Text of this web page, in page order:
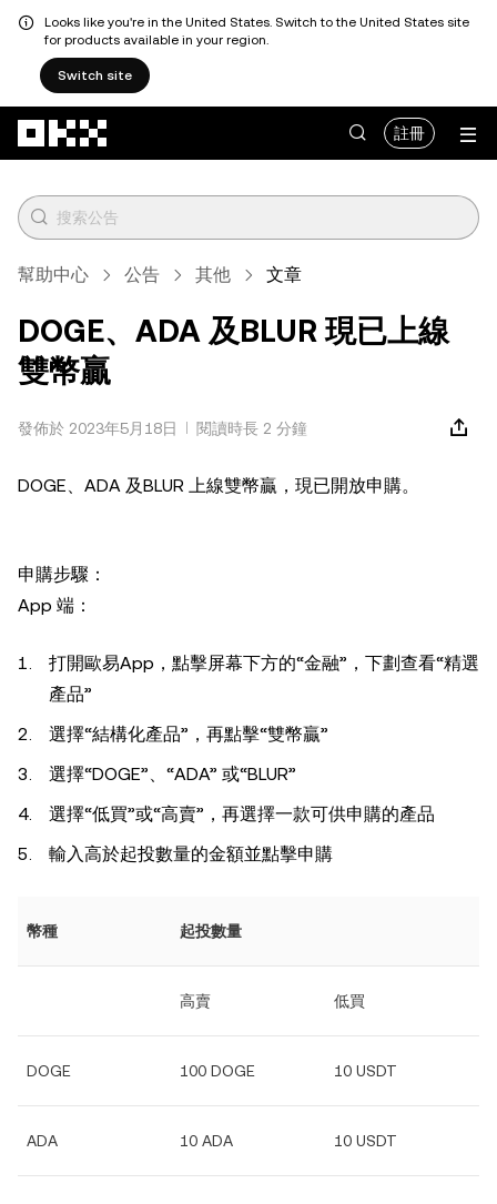
Looks like you're in the United States. Switch to the United States site
for products available in your region.
Switch site
註冊
幫助中心 公告 其他 文章
DOGE、ADA 及BLUR 現已上線
雙幣贏
發佈於 2023年5月18日 閱讀時長 2 分鐘
DOGE、ADA 及BLUR 上線雙幣贏，現已開放申購。
申購步驟：
App 端：
打開歐易App，點擊屏幕下方的“金融”，下劃查看“精選
產品”
選擇“結構化產品”，再點擊“雙幣贏”
選擇“DOGE”、“ADA” 或“BLUR”
選擇“低買”或“高賣”，再選擇一款可供申購的產品
輸入高於起投數量的金額並點擊申購
幣種 起投數量
高賣 低買
DOGE 100 DOGE 10 USDT
ADA 10 ADA 10 USDT